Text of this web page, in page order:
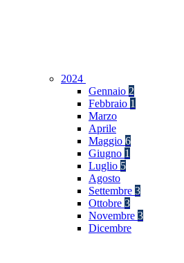
2024
Gennaio 2
Febbraio 1
Marzo
Aprile
Maggio 6
Giugno 1
Luglio 5
Agosto
Settembre 3
Ottobre 3
Novembre 3
Dicembre